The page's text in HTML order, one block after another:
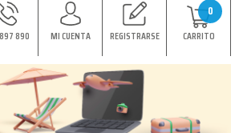
890 MI CUENTA REGISTRARSE
0
CARRITO